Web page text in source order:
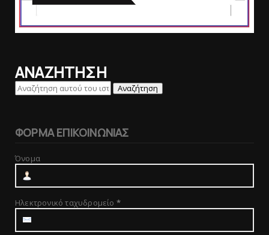
ΑΝΑΖΗΤΗΣΗ
ΦΟΡΜΑ ΕΠΙΚΟΙΝΩΝΙΑΣ
Όνομα
Ηλεκτρονικό ταχυδρομείο *